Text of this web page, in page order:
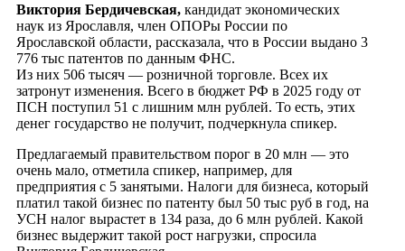
Виктория Бердичевская, кандидат экономических
наук из Ярославля, член ОПОРы России по
Ярославской области, рассказала, что в России выдано 3
776 тыс патентов по данным ФНС.
Из них 506 тысяч — розничной торговле. Всех их
затронут изменения. Всего в бюджет РФ в 2025 году от
ПСН поступил 51 с лишним млн рублей. То есть, этих
денег государство не получит, подчеркнула спикер.
Предлагаемый правительством порог в 20 млн — это
очень мало, отметила спикер, например, для
предприятия с 5 занятыми. Налоги для бизнеса, который
платил такой бизнес по патенту был 50 тыс руб в год, на
УСН налог вырастет в 134 раза, до 6 млн рублей. Какой
бизнес выдержит такой рост нагрузки, спросила